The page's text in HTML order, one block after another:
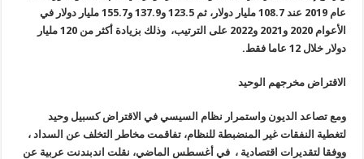
عام 2019 عند 108.7 مليار دولار، ثم 123.5 و137.9 و155.7 مليار دولار في
الأعوام 2020 و2021 و2022 على الترتيب، وذلك بزيادة أكثر من 120 مليار
دولار خلال 12 عاما فقط.
الاقتراض مخرجهم الوحيد
ومع تصاعد الديون واستمرار نظام السيسي في الاقتراض كسبيل وحيد
لتغطية النفقات غير المنضبطة للنظام، تفاقمت مخاطر التخلف عن السداد ،
ووفقا لتقديرات اقتصادية ، في أغسطس الماضي، نقلت اندبندنت عربية عن